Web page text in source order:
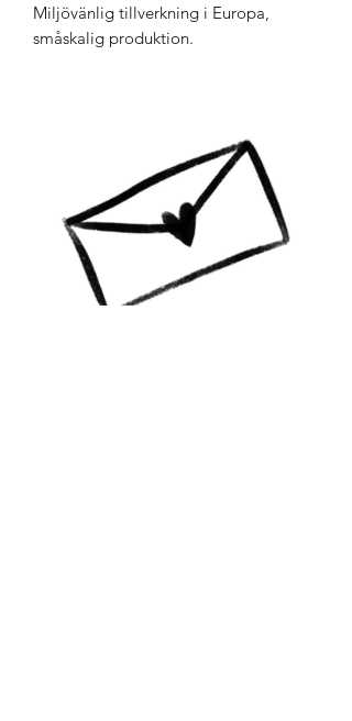
Miljövänlig tillverkning i Europa,
småskalig produktion.